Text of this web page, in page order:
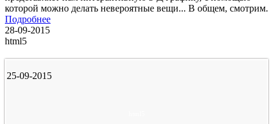
которой можно делать невероятные вещи... В общем, смотрим.
Подробнее
28-09-2015
html5
25-09-2015